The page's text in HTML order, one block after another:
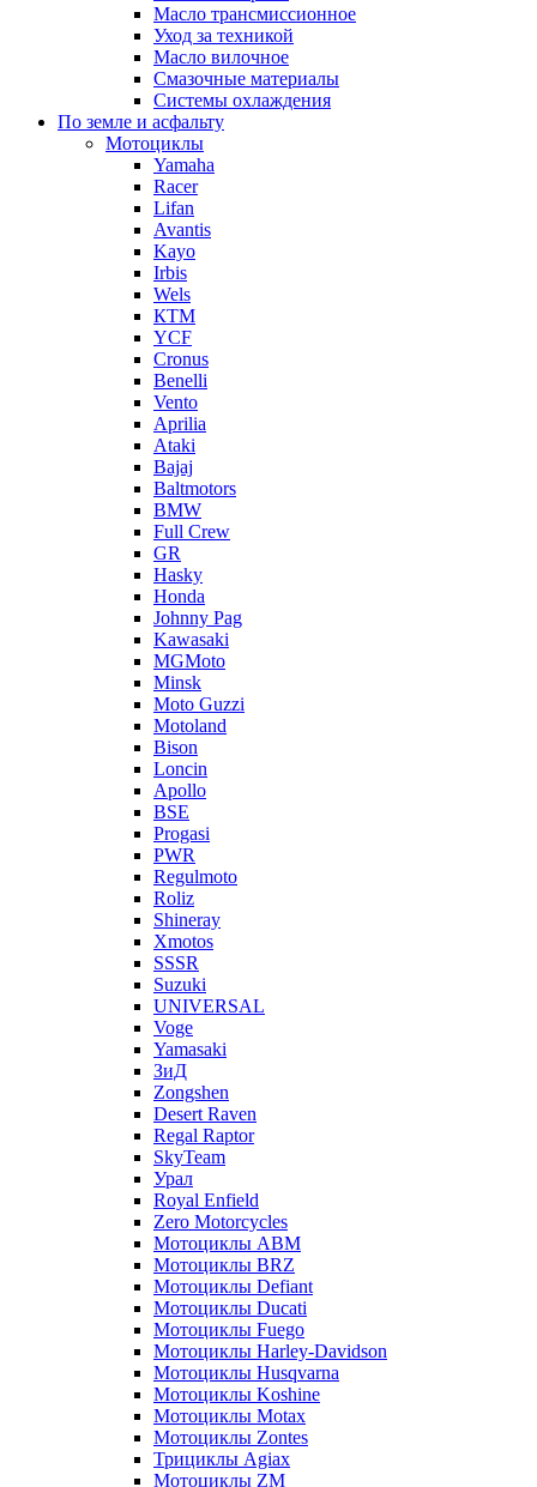
Масло трансмиссионное
Уход за техникой
Масло вилочное
Смазочные материалы
Системы охлаждения
По земле и асфальту
Мотоциклы
Yamaha
Racer
Lifan
Avantis
Kayo
Irbis
Wels
КТМ
YCF
Cronus
Benelli
Vento
Aprilia
Ataki
Bajaj
Baltmotors
BMW
Full Crew
GR
Hasky
Honda
Johnny Pag
Kawasaki
MGMoto
Minsk
Moto Guzzi
Motoland
Bison
Loncin
Apollo
BSE
Progasi
PWR
Regulmoto
Roliz
Shineray
Xmotos
SSSR
Suzuki
UNIVERSAL
Voge
Yamasaki
ЗиД
Zongshen
Desert Raven
Regal Raptor
SkyTeam
Урал
Royal Enfield
Zero Motorcycles
Мотоциклы ABM
Мотоциклы BRZ
Мотоциклы Defiant
Мотоциклы Ducati
Мотоциклы Fuego
Мотоциклы Harley-Davidson
Мотоциклы Husqvarna
Мотоциклы Koshine
Мотоциклы Motax
Мотоциклы Zontes
Трициклы Agiax
Мотоциклы ZM